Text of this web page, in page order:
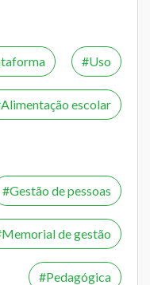
Uso
Alimentação escolar
Gestão de pessoas
Memorial de gestão
Pedagógica